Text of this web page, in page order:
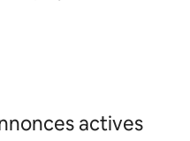
actives